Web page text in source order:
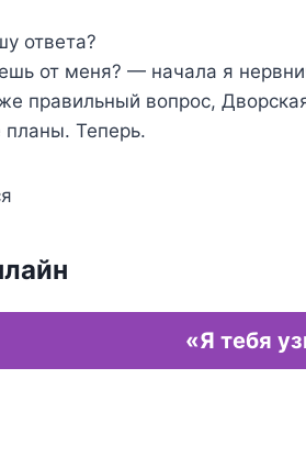
ответа?
от меня? — начала я
правильный вопрос,
Теперь.
«Я тебя